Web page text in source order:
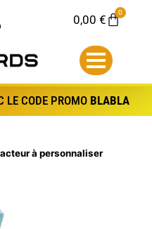
0,00€ 0
Panier
LE CODE PROMO BLABLA
à personnaliser